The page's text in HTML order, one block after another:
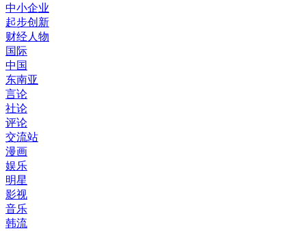
中小企业
起步创新
财经人物
国际
中国
东南亚
言论
社论
评论
交流站
漫画
娱乐
明星
影视
音乐
韩流